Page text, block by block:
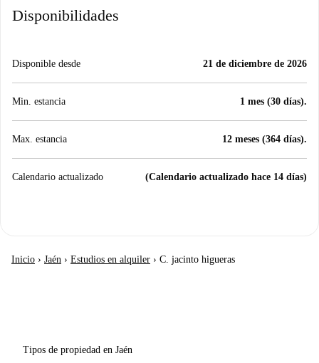
Disponibilidades
Disponible desde 21 de diciembre de 2026
Min. estancia 1 mes (30 días).
Max. estancia 12 meses (364 días).
Calendario actualizado (Calendario actualizado hace 14 días)
Inicio › Jaén › Estudios en alquiler › C. jacinto higueras
Tipos de propiedad en Jaén